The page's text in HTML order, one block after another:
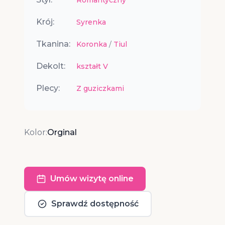
Krój: Syrenka
Tkanina: Koronka / Tiul
Dekolt: kształt V
Plecy: Z guziczkami
Kolor:Orginal
Umów wizytę online
Sprawdź dostępność